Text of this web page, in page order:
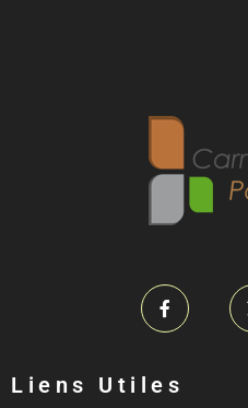
Liens Utiles